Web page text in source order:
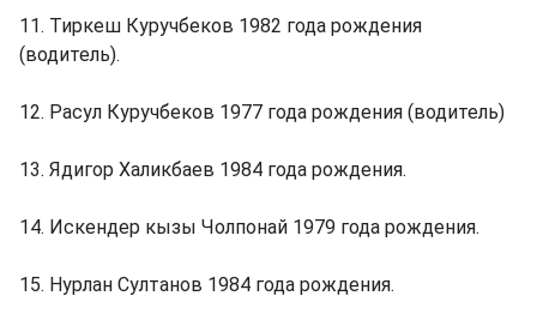
11. Тиркеш Куручбеков 1982 года рождения
(водитель).
12. Расул Куручбеков 1977 года рождения (водитель)
13. Ядигор Халикбаев 1984 года рождения.
14. Искендер кызы Чолпонай 1979 года рождения.
15. Нурлан Султанов 1984 года рождения.